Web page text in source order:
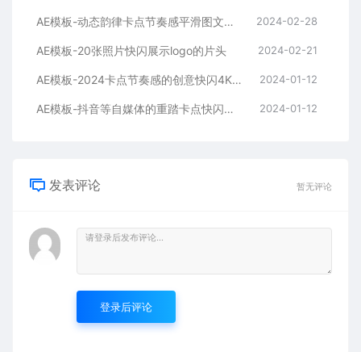
AE模板-动态韵律卡点节奏感平滑图文拼贴宣传片头 2024-02-28
AE模板-20张照片快闪展示logo的片头 2024-02-21
AE模板-2024卡点节奏感的创意快闪4K宣传片头 2024-01-12
AE模板-抖音等自媒体的重踏卡点快闪宣传开场 2024-01-12
发表评论 暂无评论
登录后评论